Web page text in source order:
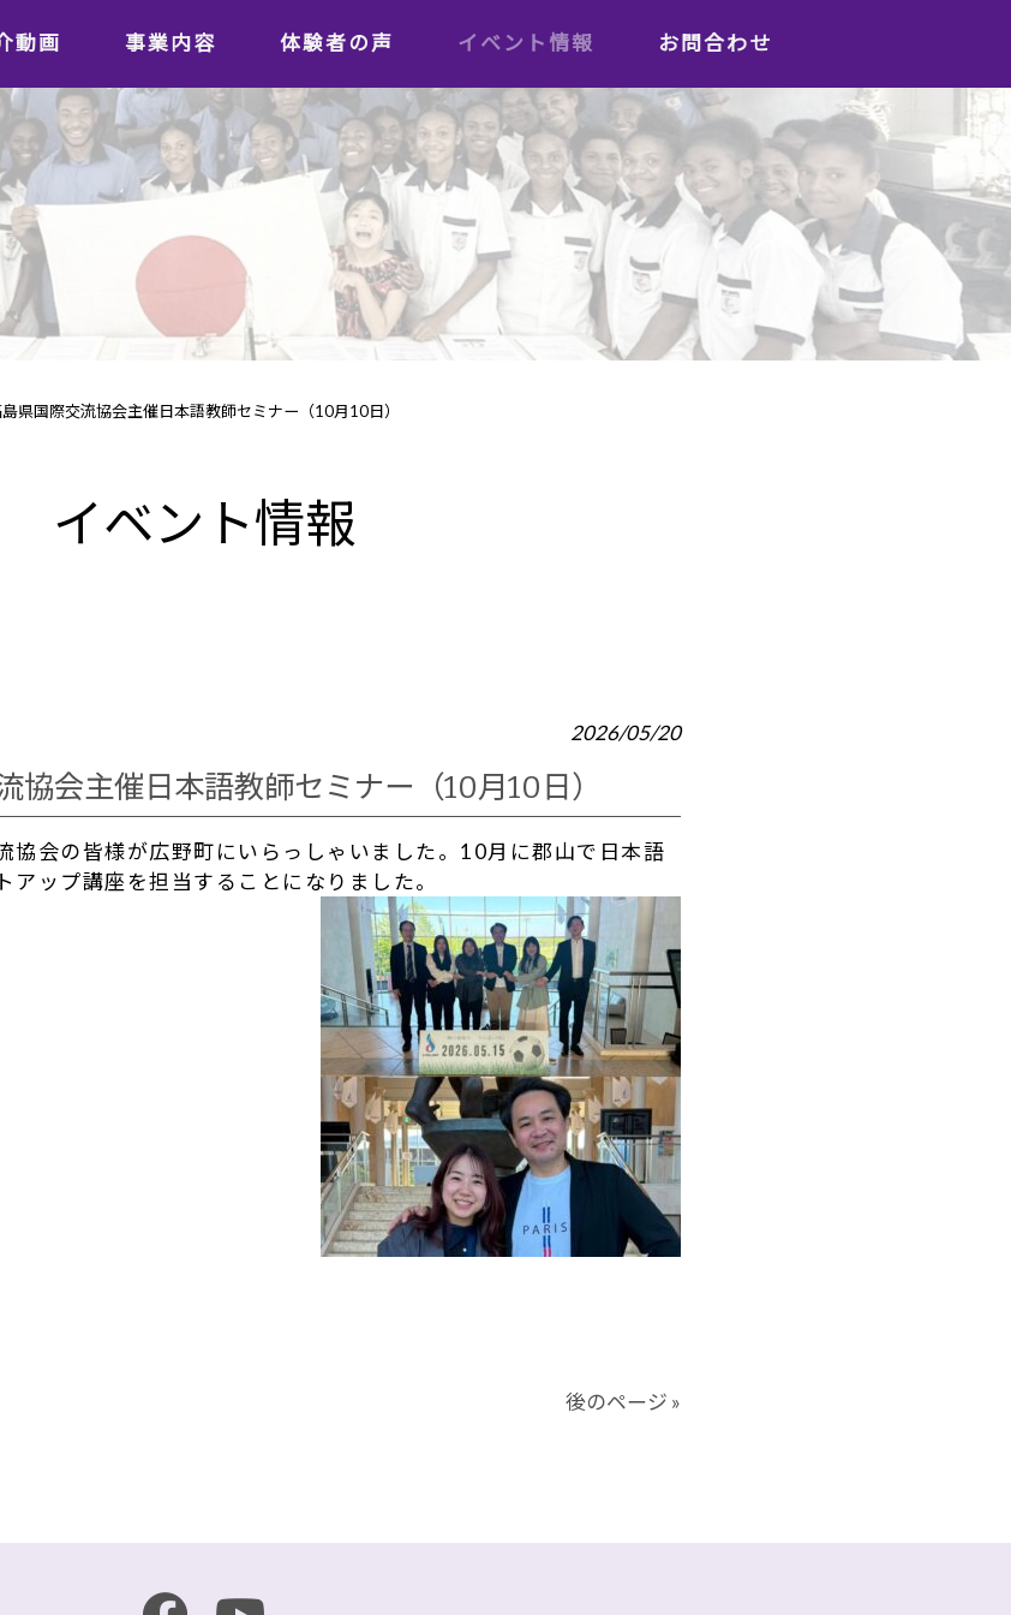
動画 事業内容
体験者の声
学習者の声
日本語教師の声
イベント情報 お問合わせ
県国際交流協会主催日本語教師セミナー（10月10日）
イベント情報
2026/05/20
協会主催日本語教師セミナー（10月10日）
協会の皆様が広野町にいらっしゃいました。10月に郡山で日本語
アップ講座を担当することになりました。
後のページ »